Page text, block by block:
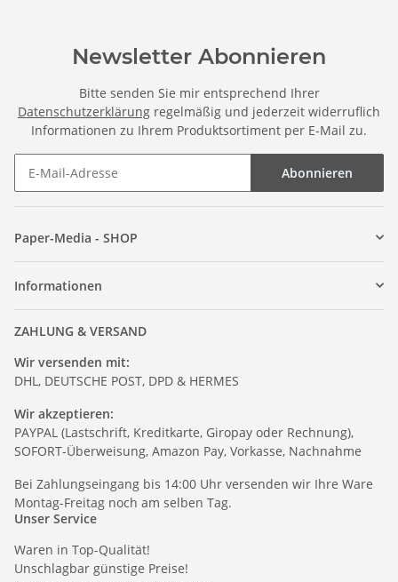
Newsletter Abonnieren
Bitte senden Sie mir entsprechend Ihrer
Datenschutzerklärung regelmäßig und jederzeit widerruflich
Informationen zu Ihrem Produktsortiment per E-Mail zu.
Abonnieren
Paper-Media - SHOP
Informationen
ZAHLUNG & VERSAND
Wir versenden mit:
DHL, DEUTSCHE POST, DPD & HERMES
Wir akzeptieren:
PAYPAL (Lastschrift, Kreditkarte, Giropay oder Rechnung),
SOFORT-Überweisung, Amazon Pay, Vorkasse, Nachnahme
Bei Zahlungseingang bis 14:00 Uhr versenden wir Ihre Ware
Montag-Freitag noch am selben Tag.
Unser Service
Waren in Top-Qualität!
Unschlagbar günstige Preise!